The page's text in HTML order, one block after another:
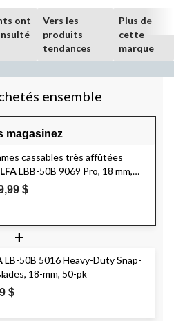
ont
Vers les
produits
tendances
Plus de
cette
marque
ensemble
magasinez
cassables très affûtées
LBB-50B 9069 Pro, 18 mm,
paq. 50
$
+
LB-50B 5016 Heavy-Duty Snap-
18-mm, 50-pk
$